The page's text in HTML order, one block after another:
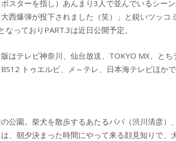
スターを指し）あんまり3人で並んでいるシー
西爆弾が投下されました（笑）」と鋭いツッ
なっておりPART.3は近日公開予定。
版はテレビ神奈川、仙台放送、TOKYO MX、と
トゥエルビ、メ～テレ、日本海テレビほか
公園。柴犬を散歩するあたるパパ（渋川清彦
は、朝夕決まった時間にやって来る顔見知りで